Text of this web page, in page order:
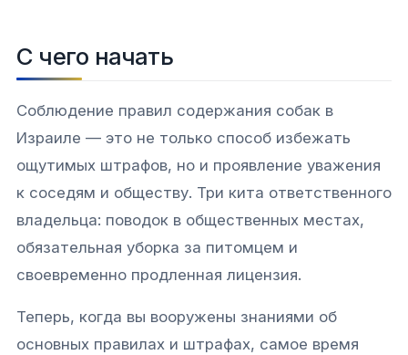
С чего начать
Соблюдение правил содержания собак в
Израиле — это не только способ избежать
ощутимых штрафов, но и проявление уважения
к соседям и обществу. Три кита ответственного
владельца: поводок в общественных местах,
обязательная уборка за питомцем и
своевременно продленная лицензия.
Теперь, когда вы вооружены знаниями об
основных правилах и штрафах, самое время